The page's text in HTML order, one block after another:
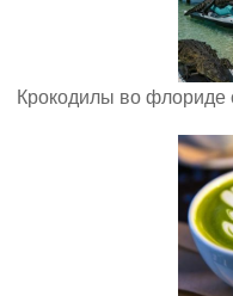
Крокодилы во флориде